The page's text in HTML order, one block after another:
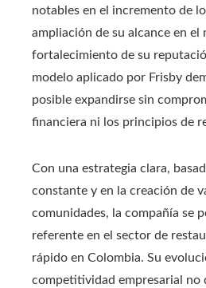
notables en el incremento de
ampliación de su alcance en el
fortalecimiento de su
modelo aplicado por Frisby
posible expandirse sin
financiera ni los principios de
Con una estrategia clara,
constante y en la creación de
comunidades, la compañía se
referente en el sector de
rápido en Colombia. Su
competitividad empresarial no